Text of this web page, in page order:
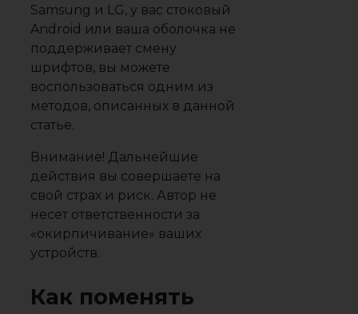
Samsung и LG, у вас стоковый
Android или ваша оболочка не
поддерживает смену
шрифтов, вы можете
воспользоваться одним из
методов, описанных в данной
статье.
Внимание! Дальнейшие
действия вы совершаете на
свой страх и риск. Автор не
несет ответственности за
«окирпичивание» ваших
устройств.
Как поменять